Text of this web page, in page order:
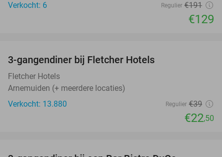
Verkocht: 6
Regulier €191
€129
3-gangendiner bij Fletcher Hotels
Fletcher Hotels
Arnemuiden (+ meerdere locaties)
Verkocht: 13.880
Regulier €39
€22,50